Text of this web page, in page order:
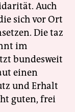
Auch
sich vor Ort
Die taz
im
bundesweit
einen
und Erhalt
guten, frei